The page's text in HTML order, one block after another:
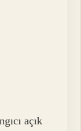
açık